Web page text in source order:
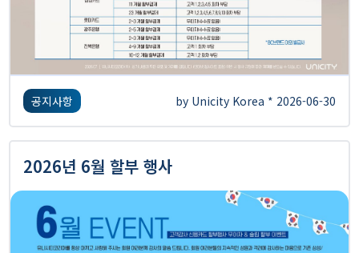
공지사항 by Unicity Korea * 2026-06-30
2026년 6월 할부 행사